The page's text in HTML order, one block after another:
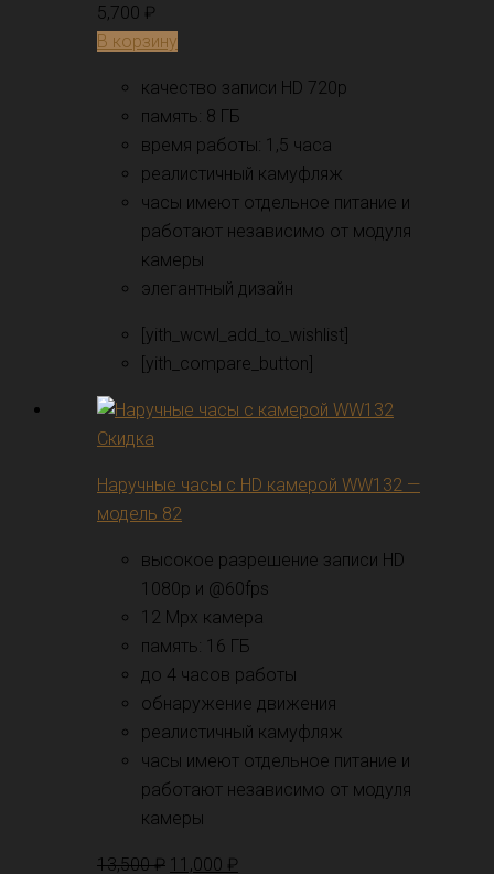
5,700 ₽
В корзину
качество записи HD 720p
память: 8 ГБ
время работы: 1,5 часа
реалистичный камуфляж
часы имеют отдельное питание и
работают независимо от модуля
камеры
элегантный дизайн
[yith_wcwl_add_to_wishlist]
[yith_compare_button]
Скидка
Наручные часы с HD камерой WW132 —
модель 82
высокое разрешение записи HD
1080p и @60fps
12 Mpx камера
память: 16 ГБ
до 4 часов работы
обнаружение движения
реалистичный камуфляж
часы имеют отдельное питание и
работают независимо от модуля
камеры
13,500₽ 11,000 ₽